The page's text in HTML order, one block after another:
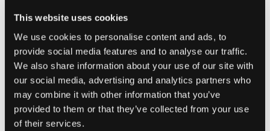
This website uses cookies
We use cookies to personalise content and ads, to
provide social media features and to analyse our traffic.
We also share information about your use of our site with
our social media, advertising and analytics partners who
may combine it with other information that you’ve
provided to them or that they’ve collected from your use
of their services.
Klein
GRÖSSENBERATER
WÄHLEN SIE EINE GRÖSSE
Schnelle lieferung
Widerrufsrecht innerhalb von 60 Tagen